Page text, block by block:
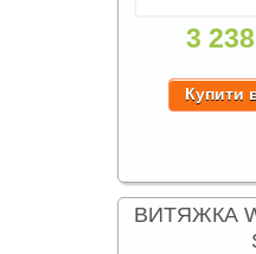
3
ВИТЯЖКА